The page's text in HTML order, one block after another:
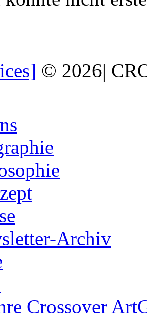
© 2026|
Archiv
Crossover